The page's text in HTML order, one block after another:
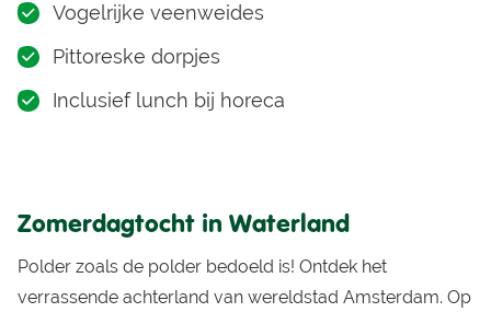
Vogelrijke veenweides
Pittoreske dorpjes
Inclusief lunch bij horeca
Zomerdagtocht in Waterland
Polder zoals de polder bedoeld is! Ontdek het
verrassende achterland van wereldstad Amsterdam. Op